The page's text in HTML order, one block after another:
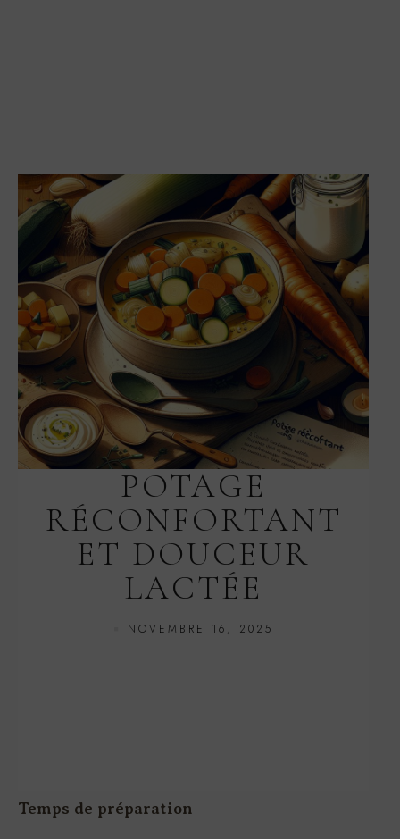
POTAGE
RÉCONFORTANT
ET DOUCEUR
LACTÉE
NOVEMBRE 16, 2025
30 minutes